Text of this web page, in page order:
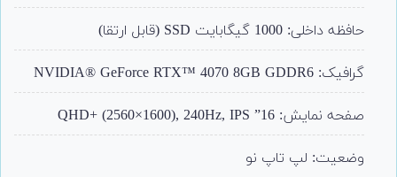
حافظه داخلی: 1000 گیگابایت SSD (قابل ارتقا)
گرافیک: NVIDIA® GeForce RTX™ 4070 8GB GDDR6
صفحه نمایش: 16” QHD+ (2560×1600), 240Hz, IPS
وضعیت: لپ تاپ نو